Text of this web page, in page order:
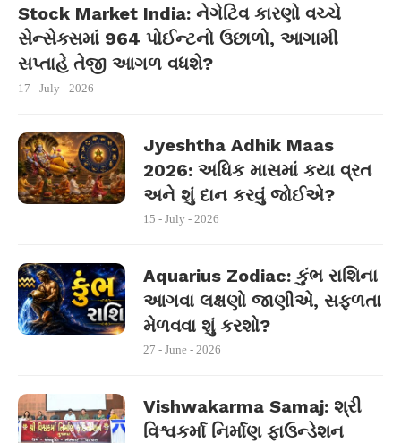
Stock Market India: નેગેટિવ કારણો વચ્ચે
સેન્સેક્સમાં 964 પોઈન્ટનો ઉછાળો, આગામી
સપ્તાહે તેજી આગળ વધશે?
17 - July - 2026
Jyeshtha Adhik Maas
2026: અધિક માસમાં કયા વ્રત
અને શું દાન કરવું જોઈએ?
15 - July - 2026
Aquarius Zodiac: કુંભ રાશિના
આગવા લક્ષણો જાણીએ, સફળતા
મેળવવા શું કરશો?
27 - June - 2026
Vishwakarma Samaj: શ્રી
વિશ્વકર્મા નિર્માણ ફાઉન્ડેશન